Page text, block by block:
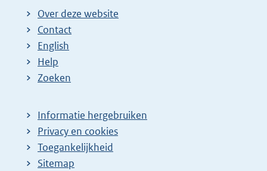
Over deze website
Contact
English
Help
Zoeken
Informatie hergebruiken
Privacy en cookies
Toegankelijkheid
Sitemap